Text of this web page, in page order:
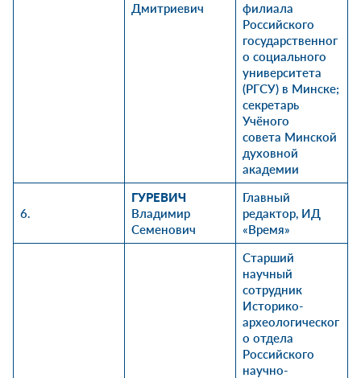
Дмитриевич
филиала
Российского
государственног
о социального
университета
(РГСУ) в Минске;
секретарь
Учёного
совета Минской
духовной
академии
6.
ГУРЕВИЧ
Владимир
Семенович
Главный
редактор, ИД
«Время»
Старший
научный
сотрудник
Историко-
археологическог
о отдела
Российского
научно-